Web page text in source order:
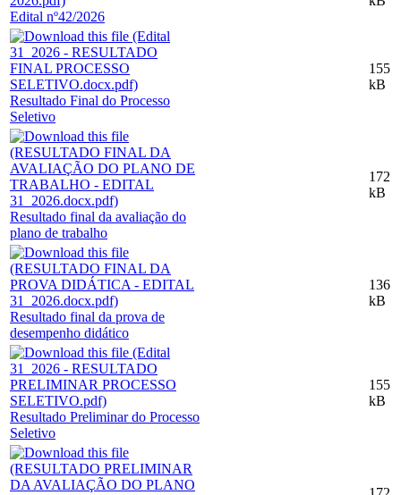
Edital nº42/2026
Resultado Final do Processo
Seletivo
155
kB
Resultado final da avaliação do
plano de trabalho
172
kB
Resultado final da prova de
desempenho didático
136
kB
Resultado Preliminar do Processo
Seletivo
155
kB